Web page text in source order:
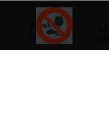
主頁